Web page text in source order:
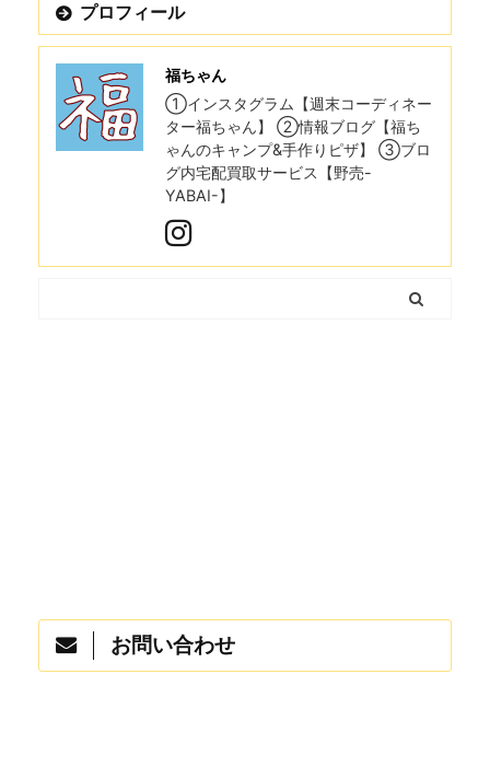
プロフィール
福ちゃん
①インスタグラム【週末コーディネー
ター福ちゃん】 ②情報ブログ【福ち
ゃんのキャンプ&手作りピザ】 ③ブロ
グ内宅配買取サービス【野売-
YABAI-】
お問い合わせ